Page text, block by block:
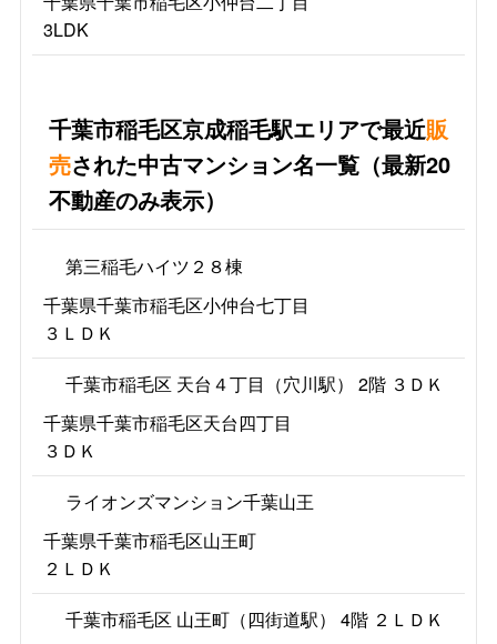
3LDK
千葉市稲毛区京成稲毛駅エリアで最近販
売された中古マンション名一覧（最新20
不動産のみ表示）
第三稲毛ハイツ２８棟
千葉県千葉市稲毛区小仲台七丁目
３ＬＤＫ
千葉市稲毛区 天台４丁目（穴川駅） 2階 ３ＤＫ
千葉県千葉市稲毛区天台四丁目
３ＤＫ
ライオンズマンション千葉山王
千葉県千葉市稲毛区山王町
２ＬＤＫ
千葉市稲毛区 山王町（四街道駅） 4階 ２ＬＤＫ